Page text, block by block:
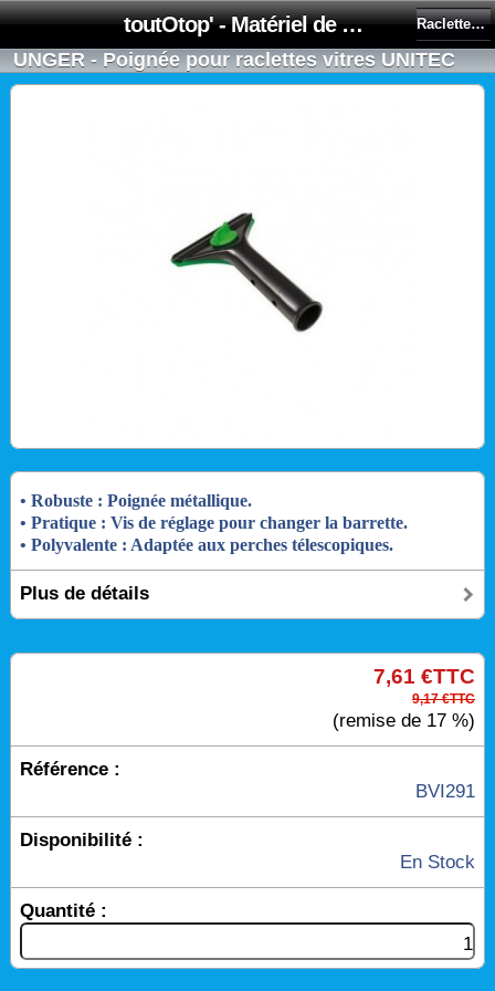
toutOtop' - Matériel de nettoyage, produit d'entretien, lubrifiant pour professionnel et particulier Raclettes UNITEC - UNGER
UNGER - Poignée pour raclettes vitres UNITEC
• Robuste : Poignée métallique.
• Pratique : Vis de réglage pour changer la barrette.
• Polyvalente : Adaptée aux perches télescopiques.
Plus de détails
7,61 €TTC
9,17 €TTC
(remise de 17 %)
Référence :
BVI291
Disponibilité :
En Stock
Quantité :